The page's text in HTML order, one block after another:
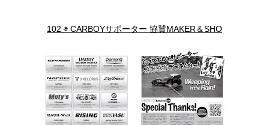
102 ◉ CARBOYサポーター 協賛MAKER＆SHO